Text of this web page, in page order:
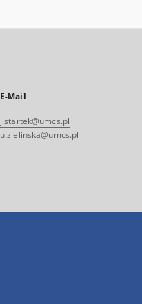
E-Mail
j.startek@umcs.pl
u.zielinska@umcs.pl